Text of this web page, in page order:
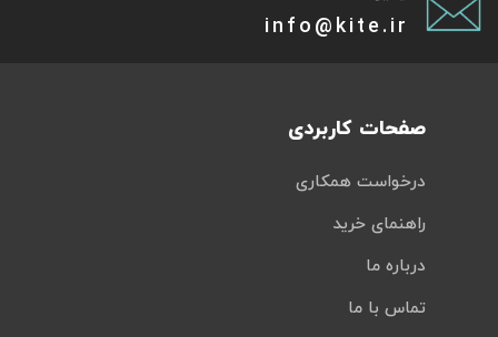
info@kite.ir
صفحات کاربردی
درخواست همکاری
راهنمای خرید
درباره ما
تماس با ما